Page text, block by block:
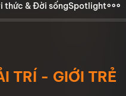
thức & Đời sốngSpotlight
TRÍ - GIỚI TRẺ